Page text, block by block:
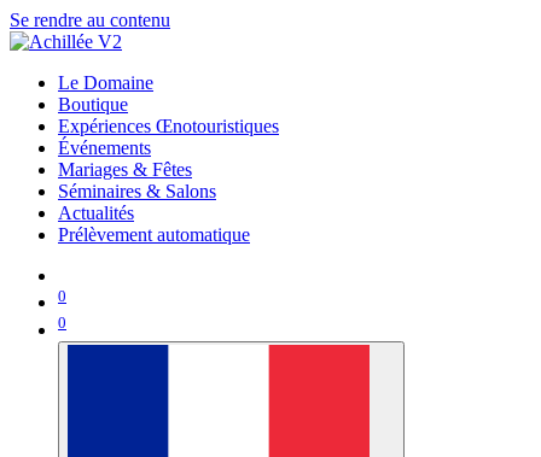
Se rendre au contenu
Le Domaine
Boutique
Expériences Œnotouristiques
Événements
Mariages & Fêtes
Séminaires & Salons
Actualités
Prélèvement automatique
0
0